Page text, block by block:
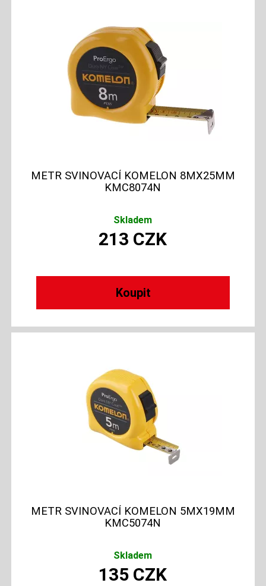
METR SVINOVACÍ KOMELON 8MX25MM
KMC8074N
Skladem
213 CZK
METR SVINOVACÍ KOMELON 5MX19MM
KMC5074N
Skladem
135 CZK